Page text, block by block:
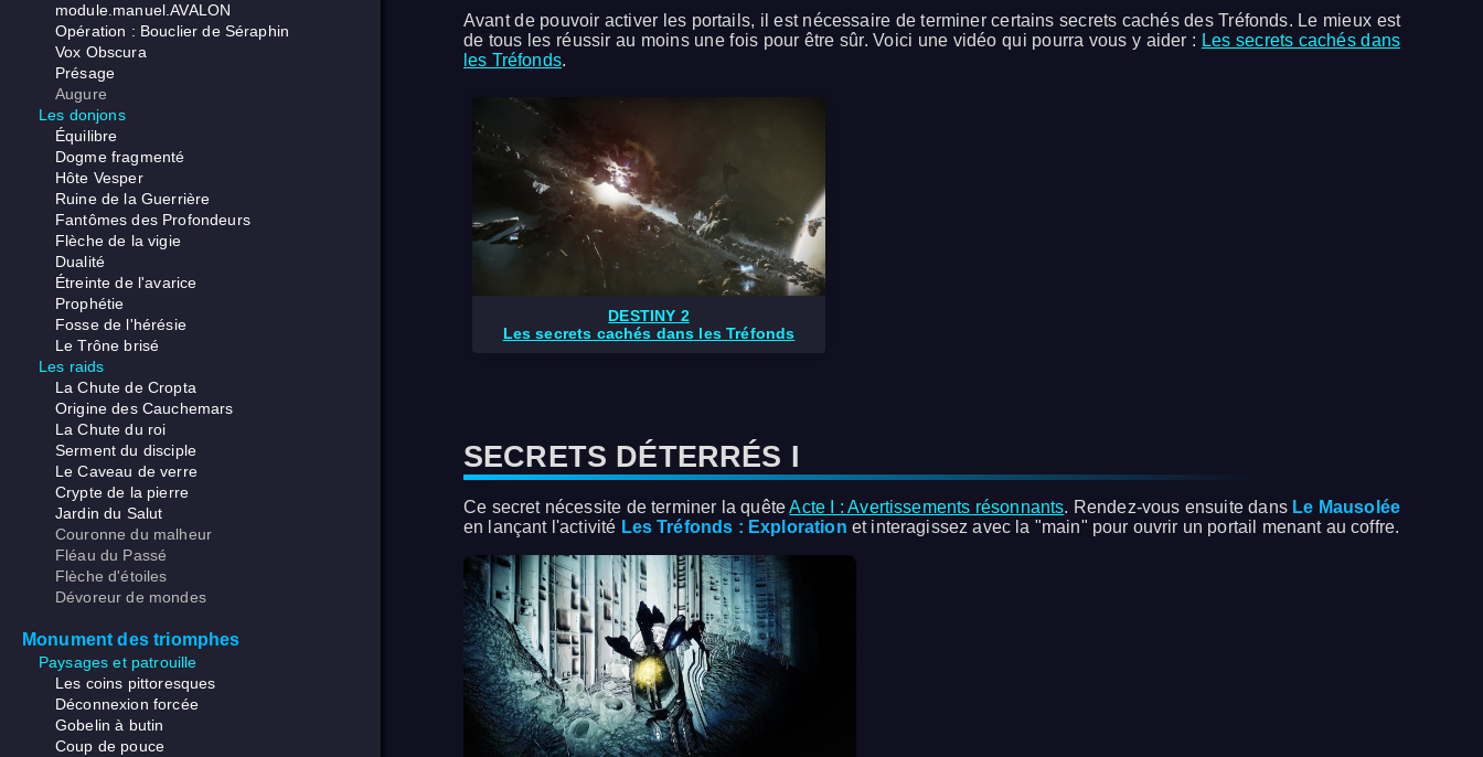
module.manuel.AVALON
Opération : Bouclier de Séraphin
Vox Obscura
Présage
Augure
Les donjons
Équilibre
Dogme fragmenté
Hôte Vesper
Ruine de la Guerrière
Fantômes des Profondeurs
Flèche de la vigie
Dualité
Étreinte de l'avarice
Prophétie
Fosse de l'hérésie
Le Trône brisé
Les raids
La Chute de Cropta
Origine des Cauchemars
La Chute du roi
Serment du disciple
Le Caveau de verre
Crypte de la pierre
Jardin du Salut
Couronne du malheur
Fléau du Passé
Flèche d'étoiles
Dévoreur de mondes
Monument des triomphes
Paysages et patrouille
Les coins pittoresques
Déconnexion forcée
Gobelin à butin
Coup de pouce
Avant de pouvoir activer les portails, il est nécessaire de terminer certains secrets cachés des Tréfonds. Le mieux est
de tous les réussir au moins une fois pour être sûr. Voici une vidéo qui pourra vous y aider : Les secrets cachés dans
les Tréfonds.
DESTINY 2
Les secrets cachés dans les Tréfonds
SECRETS DÉTERRÉS I
Ce secret nécessite de terminer la quêteActe I : Avertissements résonnants. Rendez-vous ensuite dans Le Mausolée
en lançant l'activité Les Tréfonds : Exploration et interagissez avec la "main" pour ouvrir un portail menant au coffre.